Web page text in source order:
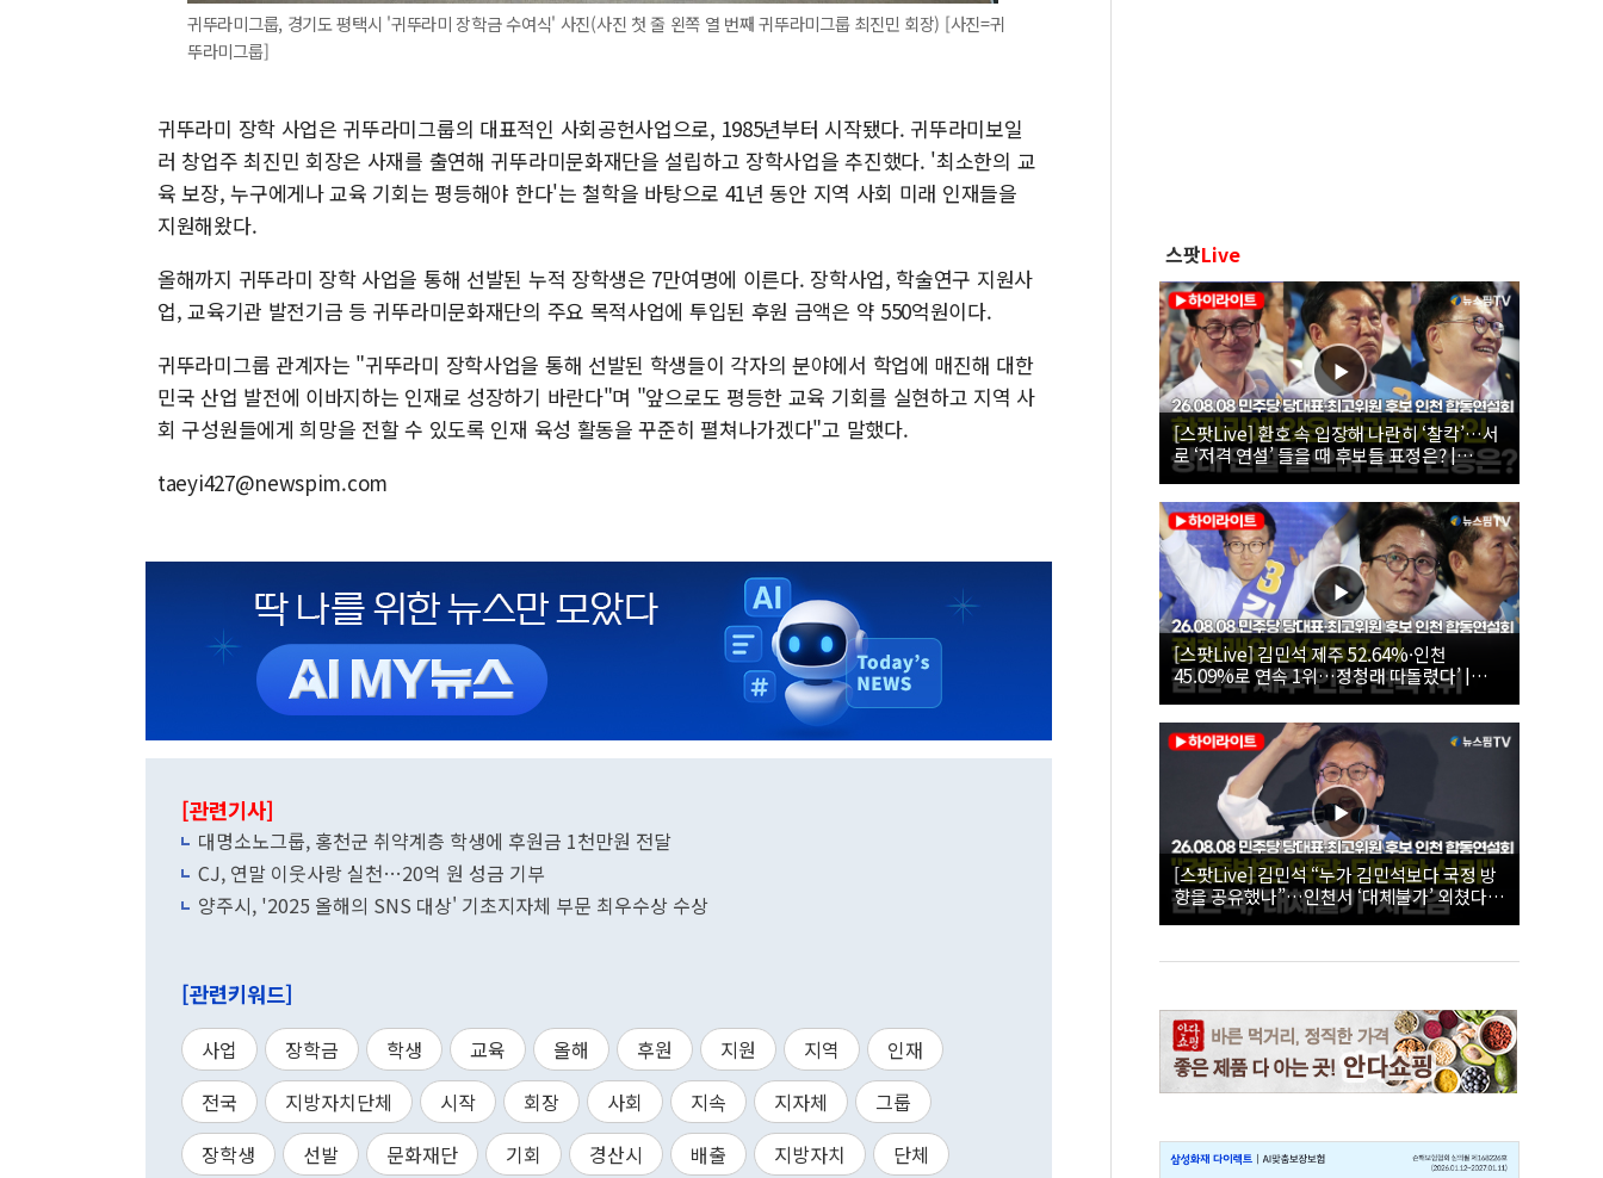
귀뚜라미그룹, 경기도 평택시 '귀뚜라미 장학금 수여식' 사진(사진 첫 줄 왼쪽 열 번째 귀뚜라미그룹 최진민 회장) [사진=귀
뚜라미그룹]
귀뚜라미 장학 사업은 귀뚜라미그룹의 대표적인 사회공헌사업으로, 1985년부터 시작됐다. 귀뚜라미보일
러 창업주 최진민 회장은 사재를 출연해 귀뚜라미문화재단을 설립하고 장학사업을 추진했다. '최소한의 교
육 보장, 누구에게나 교육 기회는 평등해야 한다'는 철학을 바탕으로 41년 동안 지역 사회 미래 인재들을
지원해왔다.
올해까지 귀뚜라미 장학 사업을 통해 선발된 누적 장학생은 7만여명에 이른다. 장학사업, 학술연구 지원사
업, 교육기관 발전기금 등 귀뚜라미문화재단의 주요 목적사업에 투입된 후원 금액은 약 550억원이다.
귀뚜라미그룹 관계자는 "귀뚜라미 장학사업을 통해 선발된 학생들이 각자의 분야에서 학업에 매진해 대한
민국 산업 발전에 이바지하는 인재로 성장하기 바란다"며 "앞으로도 평등한 교육 기회를 실현하고 지역 사
회 구성원들에게 희망을 전할 수 있도록 인재 육성 활동을 꾸준히 펼쳐나가겠다"고 말했다.
taeyi427@newspim.com
[관련기사]
대명소노그룹, 홍천군 취약계층 학생에 후원금 1천만원 전달
CJ, 연말 이웃사랑 실천…20억 원 성금 기부
양주시, '2025 올해의 SNS 대상' 기초지자체 부문 최우수상 수상
[관련키워드]
사업 장학금 학생 교육 올해 후원 지원 지역
인재
전국
지방자치단체 시작 회장 사회 지속 지자체
그룹
장학생
선발 문화재단 기회 경산시 배출 지방자치
단체
스팟Live
[스팟Live] 환호 속 입장해 나란히 ‘찰칵’…서
로 ‘저격 연설’ 들을 때 후보들 표정은? |
26.08.08 더불어민주당 당대표·최고위원 후
보 인천 합동연설회
[스팟Live] 김민석 제주 52.64%·인천
45.09%로 연속 1위…정청래 따돌렸다’ |
26.08.08 더불어민주당 당대표·최고위원 후
보 인천 합동연설회
[스팟Live] 김민석 “누가 김민석보다 국정 방
향을 공유했나”…인천서 ‘대체불가’ 외쳤다 |
26.08.08 더불어민주당 당대표·최고위원 후